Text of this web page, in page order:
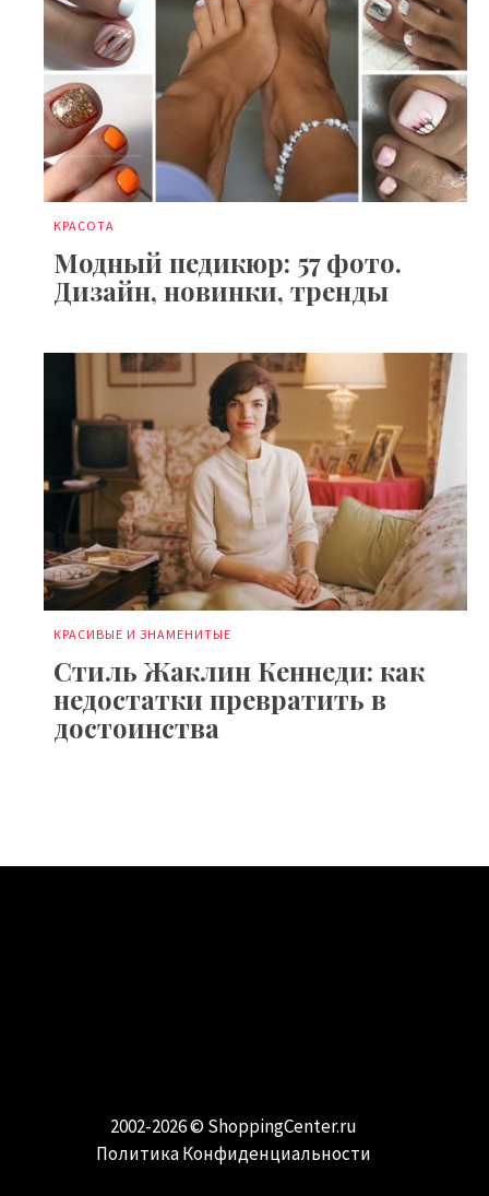
КРАСОТА
Модный педикюр: 57 фото.
Дизайн, новинки, тренды
КРАСИВЫЕ И ЗНАМЕНИТЫЕ
Стиль Жаклин Кеннеди: как
недостатки превратить в
достоинства
2002-2026 © ShoppingCenter.ru
Политика Конфиденциальности